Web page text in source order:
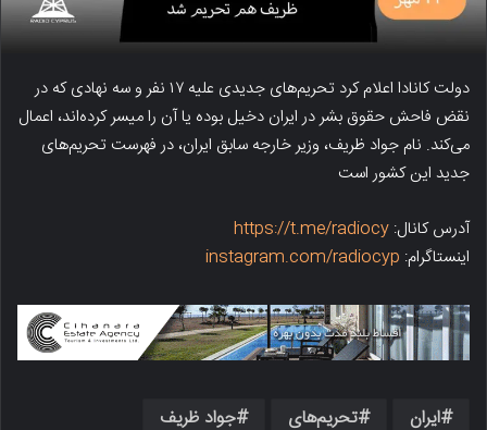
دولت کانادا اعلام کرد تحریم‌های جدیدی علیه ۱۷ نفر و سه نهادی که در
نقض فاحش حقوق بشر در ایران دخیل بوده یا آن را میسر کرده‌اند، اعمال
می‌کند. نام جواد ظریف، وزیر خارجه سابق ایران، در فهرست تحریم‌های
جدید این کشور است
آدرس کانال: https://t.me/radiocy
اینستاگرام: instagram.com/radiocyp
ایران تحریم‌های
جواد ظریف